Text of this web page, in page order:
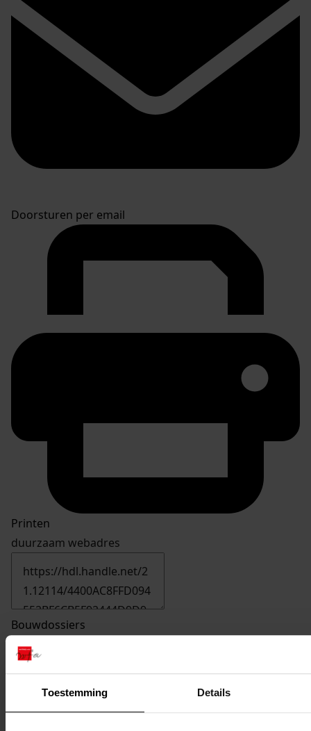
Toestemming Details
Doorsturen per email
Printen
duurzaam webadres
Bouwdossiers
3424-3515
Verbouwen van het perceel, 1942